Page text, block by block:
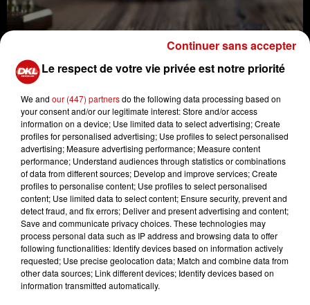
Affaire du petit Grégory : la grand-tante Jacqueline Jacob
à nouveau mise en examen
Crédit :
Affaire du petit Grégory : la grand-tante
Jacqueline Jacob à nouveau mise en examen
Dans le cadre de l’Affaire Grégory, Jacqueline Jacob, âgée
de 81 ans, a été mise en examen ce 24 octobre 2025
pour « association de malfaiteurs ». Elle est soupçonnée
d’avoir été l’un des « corbeaux », ces mystérieux auteurs
de lettres anonymes ayant harcelé la famille Villemin
pendant des années.
Le respect de votre vie privée est notre priorité
We and our (447) partnersdo the following data processing based on
your consent and/or our legitimate interest: Store and/or access
information on a device; Use limited data to select advertising; Create
profiles for personalised advertising; Use profiles to select personalised
advertising; Measure advertising performance; Measure content
performance; Understand audiences through statistics or combinations
of data from different sources; Develop and improve services; Create
profiles to personalise content; Use profiles to select personalised
content; Use limited data to select content; Ensure security, prevent and
detect fraud, and fix errors; Deliver and present advertising and content;
Save and communicate privacy choices. These technologies may
process personal data such as IP address and browsing data to offer
following functionalities: Identify devices based on information actively
requested; Use precise geolocation data; Match and combine data from
other data sources; Link different devices; Identify devices based on
information transmitted automatically.
Continuer sans accepter